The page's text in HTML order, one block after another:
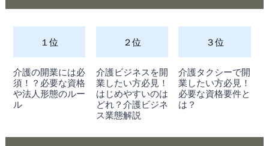
１位
介護の開業には必
須！？必要な資格
や法人形態のルー
ル
２位
介護ビジネスを開
業したい方必見！
はじめやすいのは
どれ？介護ビジネ
ス業態解説
３位
介護タクシーで開
業したい方必見！
必要な資格要件と
は？